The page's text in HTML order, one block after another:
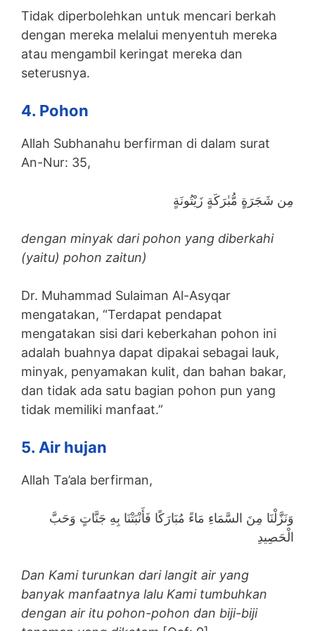
Tidak diperbolehkan untuk mencari berkah
dengan mereka melalui menyentuh mereka
atau mengambil keringat mereka dan
seterusnya.
4. Pohon
Allah Subhanahu berfirman di dalam surat
An-Nur: 35,
مِن شَجَرَةٍ مُّبٰرَكَةٍ زَيْتُونَةٍ
dengan minyak dari pohon yang diberkahi
(yaitu) pohon zaitun)
Dr. Muhammad Sulaiman Al-Asyqar
mengatakan, “Terdapat pendapat
mengatakan sisi dari keberkahan pohon ini
adalah buahnya dapat dipakai sebagai lauk,
minyak, penyamakan kulit, dan bahan bakar,
dan tidak ada satu bagian pohon pun yang
tidak memiliki manfaat.”
5. Air hujan
Allah Ta’ala berfirman,
وَنَزَّلْنَا مِنَ السَّمَاءِ مَاءً مُبَارَكًا فَأَنْبَتْنَا بِهِ جَنَّاتٍ وَحَبَّ
الْحَصِيدِ
Dan Kami turunkan dari langit air yang
banyak manfaatnya lalu Kami tumbuhkan
dengan air itu pohon-pohon dan biji-biji